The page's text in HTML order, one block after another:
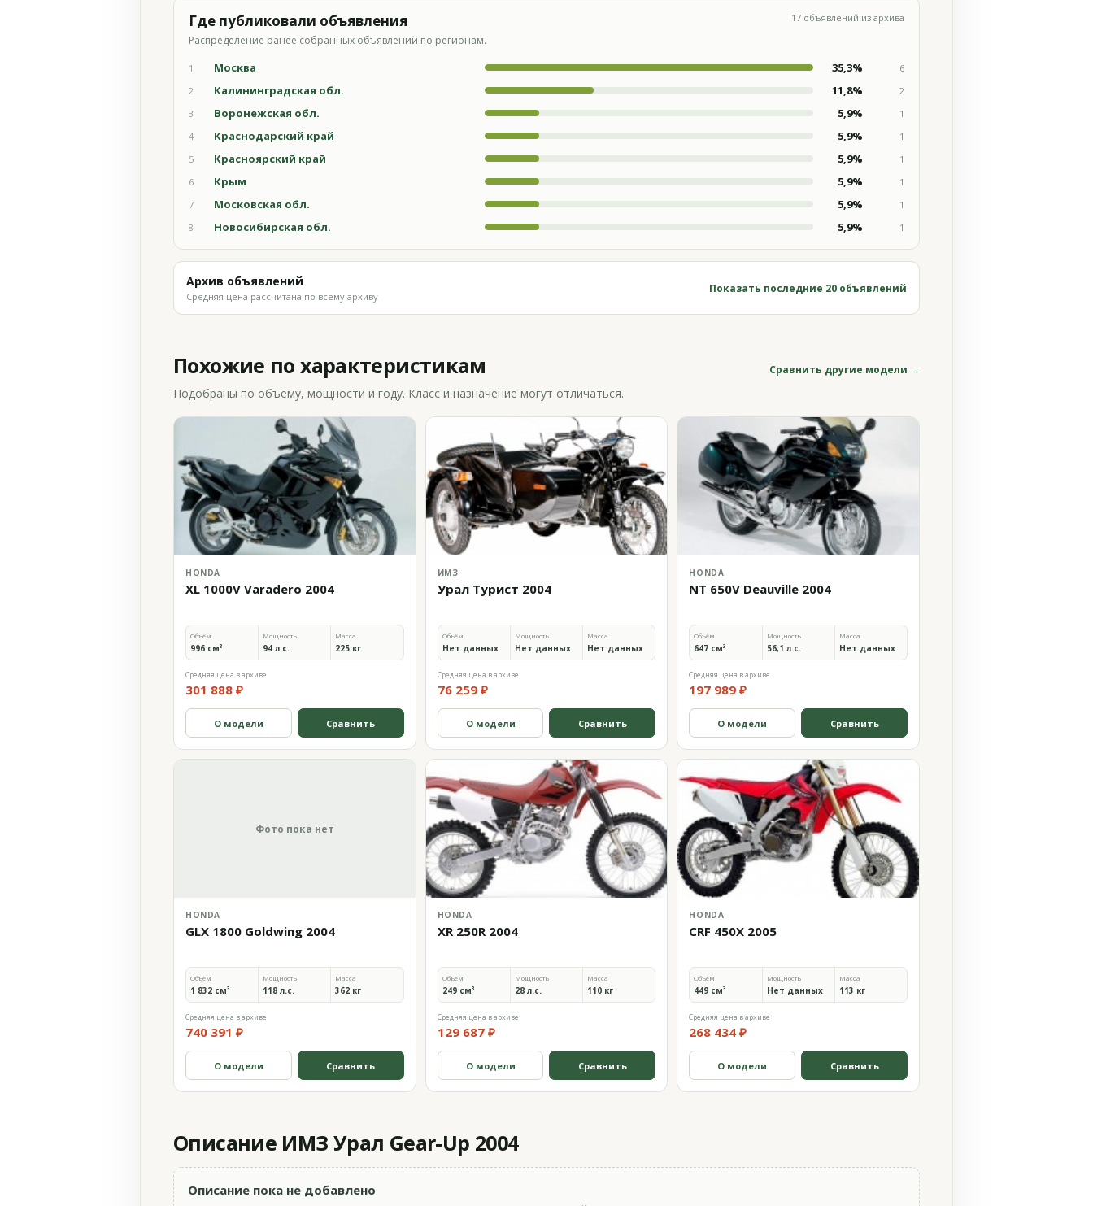
Где публиковали объявления
Распределение ранее собранных объявлений по регионам.
17 объявлений из архива
1 Москва 35,3%
6
2
Калининградская обл. 11,8%
2
3
Воронежская обл. 5,9%
1
4
Краснодарский край 5,9%
1
5
Красноярский край 5,9%
1
6
Крым 5,9%
1
7
Московская обл. 5,9%
1
8
Новосибирская обл. 5,9% 1
Архив объявлений
Средняя цена рассчитана по всему архиву
Показать последние 20 объявлений
Похожие по характеристикам Сравнить другие модели →
Подобраны по объёму, мощности и году. Класс и назначение могут отличаться.
HONDA
XL 1000V Varadero 2004
Объём
996 см³
Мощность
94 л.с.
Масса
225 кг
Средняя цена в архиве
301 888 ₽
О модели Сравнить
ИМЗ
Урал Турист 2004
Объём
Нет данных
Мощность
Нет данных
Масса
Нет данных
Средняя цена в архиве
76 259 ₽
О модели Сравнить
HONDA
NT 650V Deauville 2004
Объём
647 см³
Мощность
56,1 л.с.
Масса
Нет данных
Средняя цена в архиве
197 989 ₽
О модели Сравнить
Фото пока нет
HONDA
GLX 1800 Goldwing 2004
Объём
1 832 см³
Мощность
118 л.с.
Масса
362 кг
Средняя цена в архиве
740 391 ₽
О модели Сравнить
HONDA
XR 250R 2004
Объём
249 см³
Мощность
28 л.с.
Масса
110 кг
Средняя цена в архиве
129 687 ₽
О модели Сравнить
HONDA
CRF 450X 2005
Объём
449 см³
Мощность
Нет данных
Масса
113 кг
Средняя цена в архиве
268 434 ₽
О модели Сравнить
Описание ИМЗ Урал Gear-Up 2004
Описание пока не добавлено